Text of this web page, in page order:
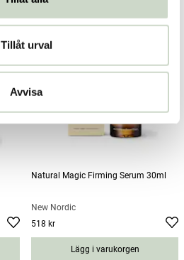
Tillåt urval
Avvisa
Natural Magic Firming Serum 30ml
New Nordic
Pris:
518 kr
Lägg i varukorgen